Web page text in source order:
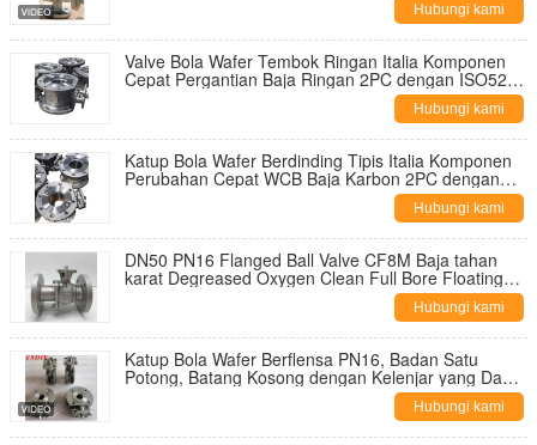
Hubungi kami
Valve Bola Wafer Tembok Ringan Italia Komponen
Cepat Pergantian Baja Ringan 2PC dengan ISO5211
Hubungi kami
Katup Bola Wafer Berdinding Tipis Italia Komponen
Perubahan Cepat WCB Baja Karbon 2PC dengan
Hubungi kami
DN50 PN16 Flanged Ball Valve CF8M Baja tahan
karat Degreased Oxygen Clean Full Bore Floating
Hubungi kami
Katup Bola Wafer Berflensa PN16, Badan Satu
Potong, Batang Kosong dengan Kelenjar yang Dapat
Hubungi kami